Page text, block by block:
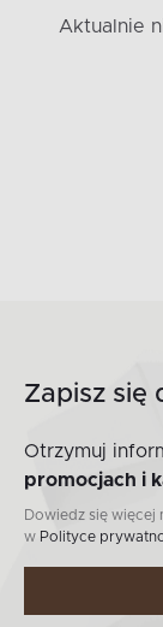
Aktualnie
Zapisz się
Otrzymuj
promocjach i
Dowiedz się więcej
w Polityce